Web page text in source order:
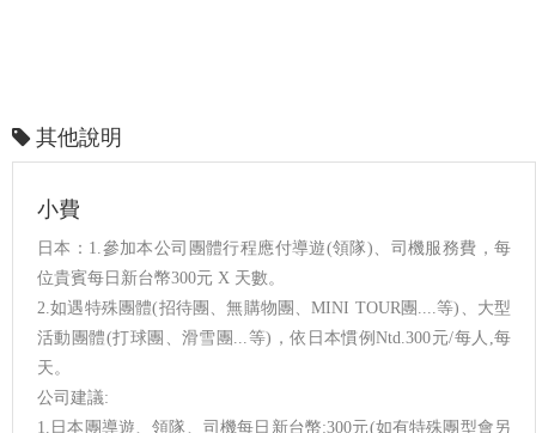
其他說明
小費
日本：1.參加本公司團體行程應付導遊(領隊)、司機服務費，每
位貴賓每日新台幣300元 X 天數。
2.如遇特殊團體(招待團、無購物團、MINI TOUR團....等)、大型
活動團體(打球團、滑雪團...等)，依日本慣例Ntd.300元/每人,每
天。
公司建議:
1.日本團導遊、領隊、司機每日新台幣:300元(如有特殊團型會另